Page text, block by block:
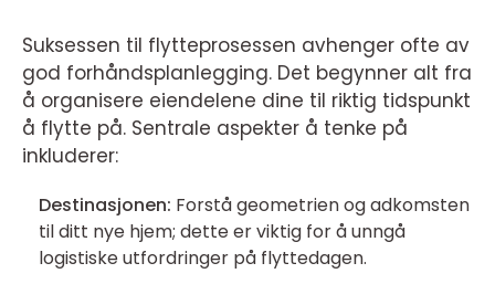
Suksessen til flytteprosessen avhenger ofte av
god forhåndsplanlegging. Det begynner alt fra
å organisere eiendelene dine til riktig tidspunkt
å flytte på. Sentrale aspekter å tenke på
inkluderer:
Destinasjonen: Forstå geometrien og adkomsten
til ditt nye hjem; dette er viktig for å unngå
logistiske utfordringer på flyttedagen.